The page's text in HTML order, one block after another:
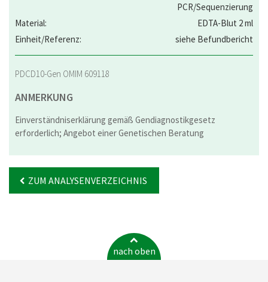
PCR/Sequenzierung
EDTA-Blut 2 ml
siehe Befundbericht
PDCD10-Gen OMIM 609118
ANMERKUNG
Einverständniserklärung gemäß Gendiagnostikgesetz
erforderlich; Angebot einer Genetischen Beratung
ZUM ANALYSENVERZEICHNIS
nach oben